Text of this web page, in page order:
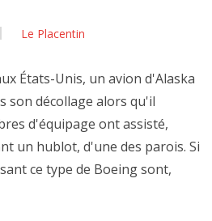
Le Placentin
États-Unis, un avion d'Alaska
son décollage alors qu'il
d'équipage ont assisté,
un hublot, d'une des parois. Si
ce type de Boeing sont,